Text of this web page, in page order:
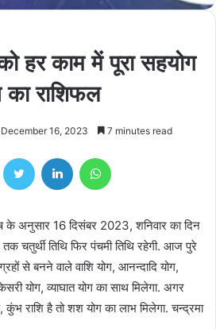
हर काम में पूरा सहयोग
राशिफल
December 16, 2023 7 minutes read
FacebookTwitter LinkedIn
के अनुसार 16 दिसंबर 2023, शनिवार का दिन
चतुर्थी तिथि फिर पंचमी तिथि रहेगी. आज पुरे
से बनने वाले वाशि योग, आनन्दादि योग,
योग, व्याघात योग का साथ मिलेगा. अगर
राशि है तो शश योग का लाभ मिलेगा. चन्द्रमा